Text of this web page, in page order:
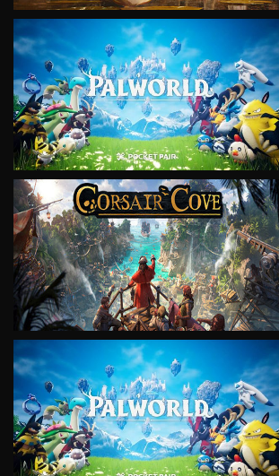
VIEW
VIEW
VIEW